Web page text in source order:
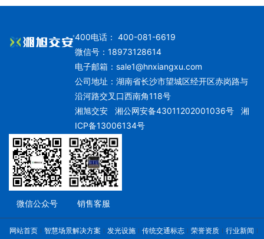
400电话： 400-081-6619
微信号：18973128614
电子邮箱： sale1@hnxiangxu.com
公司地址：湖南省长沙市望城区经开区赤岗路与
沿河路交叉口西南角118号
湘旭交安湘公网安备43011202001036号
湘
ICP备13006134号
微信公众号 销售客服
网站首页 智慧场景解决方案 发光设施 传统交通标志 荣誉资质 行业新闻